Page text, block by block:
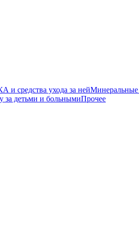
и средства ухода за ней
за детьми и больнымиПрочее